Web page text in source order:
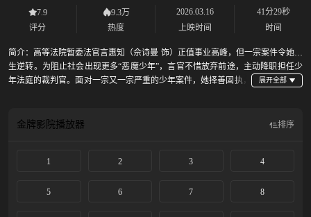
7.9
评分
9.3万
热度
2026.03.16
上映时间
41分29秒
时间
简介： 高等法院暂委法官言惠知（佘诗曼 饰）正值事业高峰，但一宗案件令她人
生逆转。为阻止社会出现更多“恶魔少年”，言官不惜放弃前途，主动降职担任少
年法庭的裁判官。面对一宗又一宗严重的少年案件，她择善固执，
金牌影院播放器 排序
1 2 3 4
5 6 7 8